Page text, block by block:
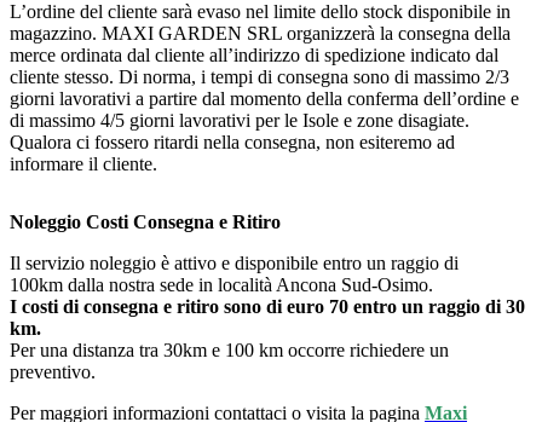
L’ordine del cliente sarà evaso nel limite dello stock disponibile in
magazzino. MAXI GARDEN SRL organizzerà la consegna della
merce ordinata dal cliente all’indirizzo di spedizione indicato dal
cliente stesso. Di norma, i tempi di consegna sono di massimo 2/3
giorni lavorativi a partire dal momento della conferma dell’ordine e
di massimo 4/5 giorni lavorativi per le Isole e zone disagiate.
Qualora ci fossero ritardi nella consegna, non esiteremo ad
informare il cliente.
Noleggio Costi Consegna e Ritiro
Il servizio noleggio è attivo e disponibile entro un raggio di
100km dalla nostra sede in località Ancona Sud-Osimo.
I costi di consegna e ritiro sono di euro 70 entro un raggio di 30
km.
Per una distanza tra 30km e 100 km occorre richiedere un
preventivo.
Per maggiori informazioni contattaci o visita la pagina Maxi